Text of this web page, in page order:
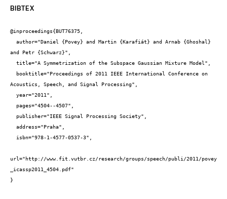
BIBTEX
@inproceedings{BUT76375,
and Petr {Schwarz}",
Acoustics, Speech, and Signal Processing",
url="http://www.fit.vutbr.cz/research/groups/speech/publi/2011/povey
_icassp2011_4504.pdf"
}